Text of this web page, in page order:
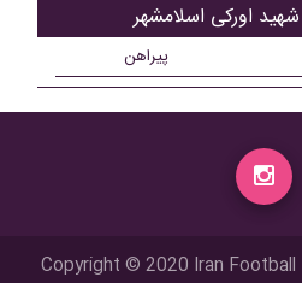
اورکی اسلامشهر
پیراهن
Copyright © 2020 Iran Football